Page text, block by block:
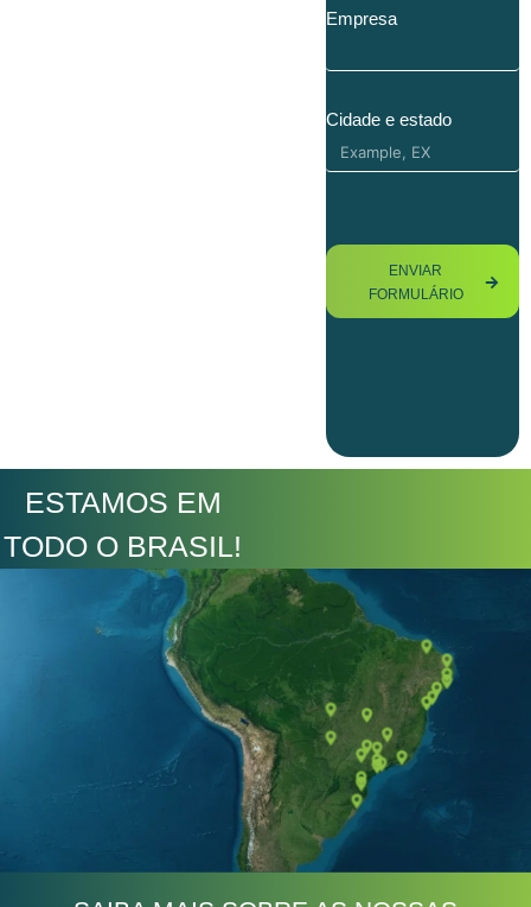
Empresa
Cidade e estado
ENVIAR
FORMULÁRIO
ESTAMOS EM
TODO O BRASIL!